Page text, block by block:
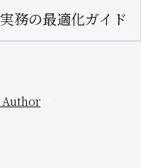
務の最適化ガイド